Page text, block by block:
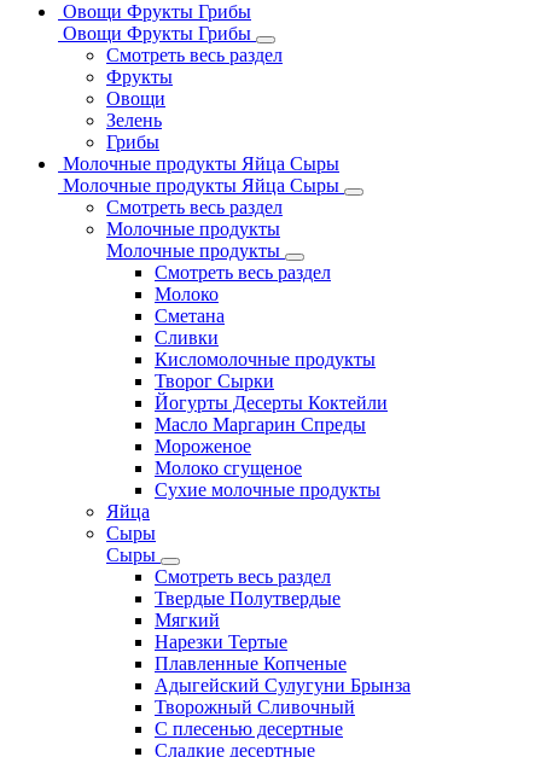
Овощи Фрукты Грибы
Овощи Фрукты Грибы
Смотреть весь раздел
Фрукты
Овощи
Зелень
Грибы
Молочные продукты Яйца Сыры
Молочные продукты Яйца Сыры
Смотреть весь раздел
Молочные продукты
Молочные продукты
Смотреть весь раздел
Молоко
Сметана
Сливки
Кисломолочные продукты
Творог Сырки
Йогурты Десерты Коктейли
Масло Маргарин Спреды
Мороженое
Молоко сгущеное
Сухие молочные продукты
Яйца
Сыры
Сыры
Смотреть весь раздел
Твердые Полутвердые
Мягкий
Нарезки Тертые
Плавленные Копченые
Адыгейский Сулугуни Брынза
Творожный Сливочный
С плесенью десертные
Сладкие десертные